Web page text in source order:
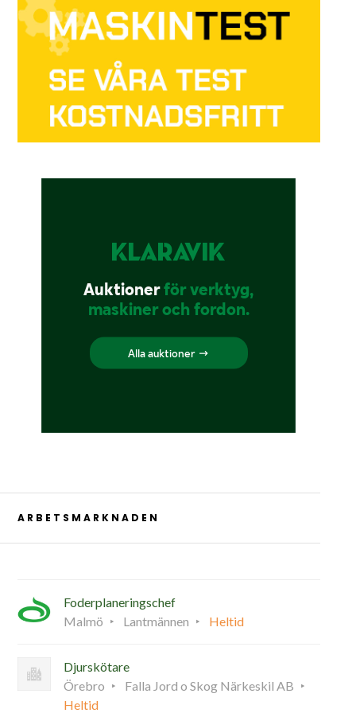
ARBETSMARKNADEN
Foderplaneringschef
Malmö
Lantmännen Heltid
Djurskötare
Örebro
Falla Jord o Skog Närkeskil AB
Heltid